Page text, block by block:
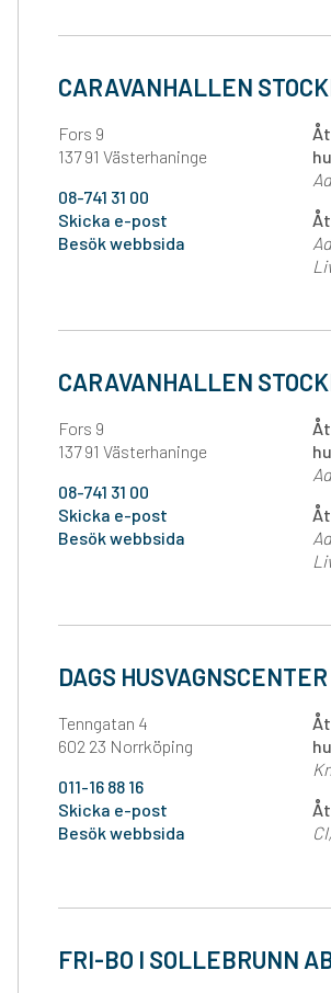
CARAVANHALLEN
Fors 9
137 91 Västerhaninge
08-741 31 00
Skicka e-post
Besök webbsida
CARAVANHALLEN
Fors 9
137 91 Västerhaninge
08-741 31 00
Skicka e-post
Besök webbsida
DAGS
Tenngatan 4
602 23 Norrköping
011-16 88 16
Skicka e-post
Besök webbsida
CI
FRI-BO I SOLLEBRUNN